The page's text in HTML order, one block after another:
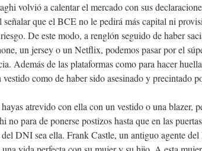
volvió a calentar el mercado con sus
señalar que el BCE no le pedirá más capital ni
De este modo, a renglón seguido de haber
un jersey o un Netflix, podemos pasar por el
Además de las plataformas como para hacer
vestido como de haber sido asesinado y precintado
atrevido con ella con un vestido o una blazer,
no para de ponerse postizos hasta que en las
DNI sea ella. Frank Castle, un antiguo agente